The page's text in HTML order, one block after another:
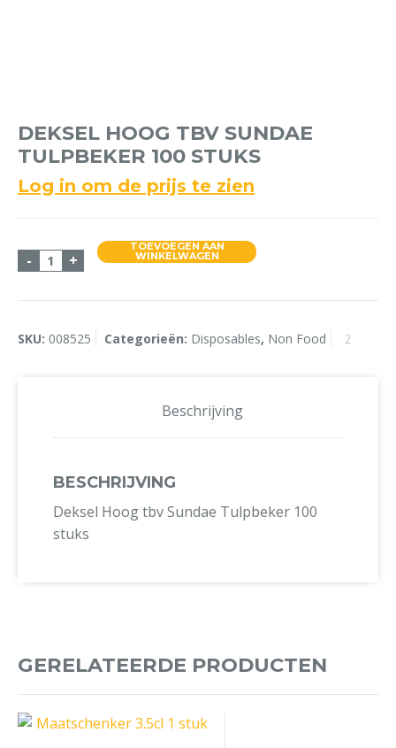
DEKSEL HOOG TBV SUNDAE
TULPBEKER 100 STUKS
Log in om de prijs te zien
- Deksel Hoog tbv Sundae Tulpbeker 100 stuks
+
TOEVOEGEN AAN
WINKELWAGEN
SKU: 008525 Categorieën: Disposables, Non Food
Beschrijving
BESCHRIJVING
Deksel Hoog tbv Sundae Tulpbeker 100
stuks
GERELATEERDE PRODUCTEN